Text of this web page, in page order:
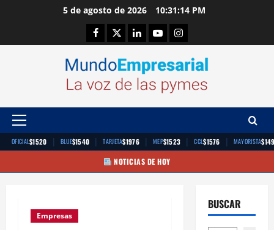
5 de agosto de 2026 10:31:15 PM
Facebook
TwitterLinkedinYoutubeInstagram
Menú
principal
OFICIAL$1520 | BLUE$1540 | TARJETA$1976 | MEP$1523 | CCL$1576 | MAYORISTA
NOTICIAS DE HOY
Empresas
BUSCAR